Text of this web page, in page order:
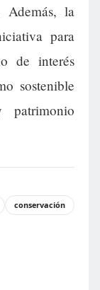
Además, la
para
de interés
sostenible
conservación